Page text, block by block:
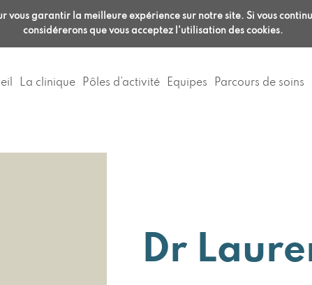
vous garantir la meilleure expérience sur notre site. Si vous
considérerons que vous acceptez l'utilisation des cookies.
Aller
au
RDV en ligne
04 22 120 120
RDV en ligne
04 72 32 69 69
La clinique Pôles d’activité Equipes Parcours de soins
Dr